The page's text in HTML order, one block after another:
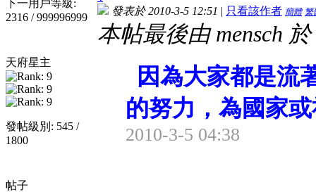
下一用戶等級:
2316 / 999996999
天府星主
發帖級別: 545 /
1800
帖子
發表於 2010-3-5 12:51 | 只看該作者 簡體 繁
本帖最後由 mensch
因為大家都是流
的努力，為國家
2010-3-5 04:38